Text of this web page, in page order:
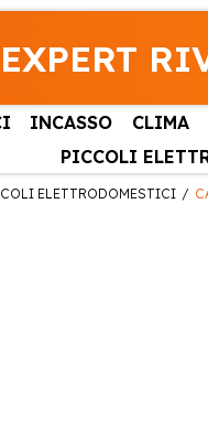
EXPERT
INCASSO CLIMA
PICCOLI
ELETTRODOMESTICI